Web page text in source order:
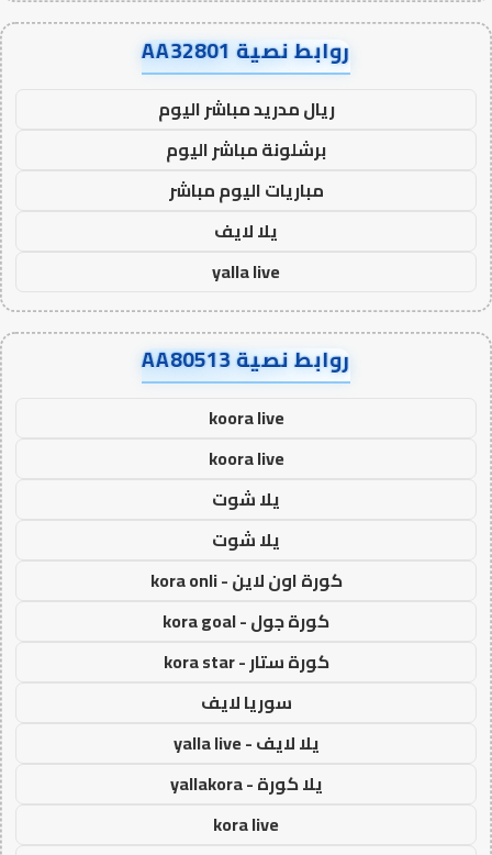
روابط نصية AA32801
ريال مدريد مباشر اليوم
برشلونة مباشر اليوم
مباريات اليوم مباشر
يلا لايف
yalla live
روابط نصية AA80513
koora live
koora live
يلا شوت
يلا شوت
كورة اون لاين - kora onli
كورة جول - kora goal
كورة ستار - kora star
سوريا لايف
يلا لايف - yalla live
يلا كورة - yallakora
kora live